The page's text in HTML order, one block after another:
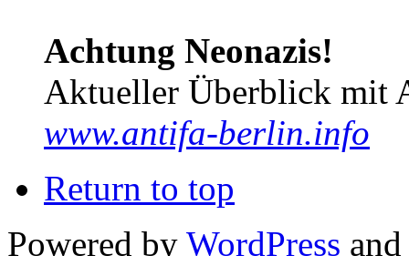
Achtung Neonazis!
Aktueller Überblick mit
www.antifa-berlin.info
Return to top
Powered by WordPress